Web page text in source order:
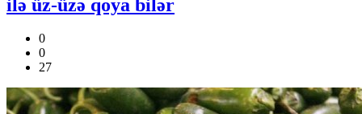
ilə üz-üzə qoya bilər
0
0
27